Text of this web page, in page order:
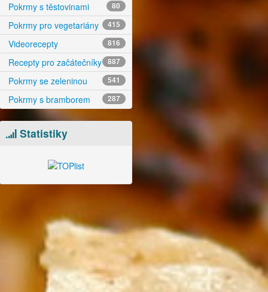
Pokrmy s těstovinami 80
Pokrmy pro vegetariány 415
Videorecepty 816
Recepty pro začátečníky 887
Pokrmy se zeleninou 541
Pokrmy s bramborem 287
Statistiky